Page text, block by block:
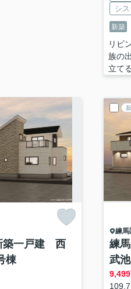
シ
新築
リビ
族の
立て
築一戸建 西
棟
練馬
練
武
9,499